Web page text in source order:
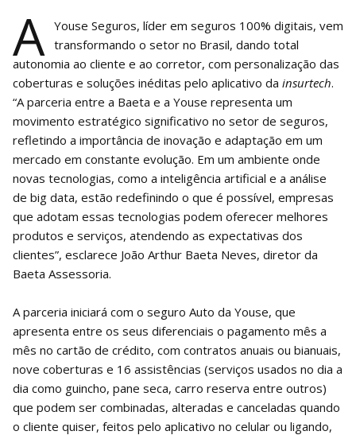
A Youse Seguros, líder em seguros 100% digitais, vem
transformando o setor no Brasil, dando total
autonomia ao cliente e ao corretor, com personalização das
coberturas e soluções inéditas pelo aplicativo da insurtech.
“A parceria entre a Baeta e a Youse representa um
movimento estratégico significativo no setor de seguros,
refletindo a importância de inovação e adaptação em um
mercado em constante evolução. Em um ambiente onde
novas tecnologias, como a inteligência artificial e a análise
de big data, estão redefinindo o que é possível, empresas
que adotam essas tecnologias podem oferecer melhores
produtos e serviços, atendendo as expectativas dos
clientes”, esclarece João Arthur Baeta Neves, diretor da
Baeta Assessoria.
A parceria iniciará com o seguro Auto da Youse, que
apresenta entre os seus diferenciais o pagamento mês a
mês no cartão de crédito, com contratos anuais ou bianuais,
nove coberturas e 16 assistências (serviços usados no dia a
dia como guincho, pane seca, carro reserva entre outros)
que podem ser combinadas, alteradas e canceladas quando
o cliente quiser, feitos pelo aplicativo no celular ou ligando,